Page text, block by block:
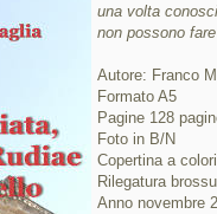
una volta
non possono
Autore: Franco
Formato A5
Pagine 128
Foto in B/N
Copertina a
Rilegatura
Anno novembre